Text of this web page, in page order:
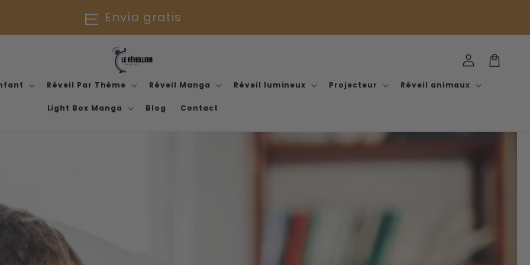
escaparate
Envío gratis
Réveil Par Thème Réveil Manga Réveil lumineux Projecteur Réveil animaux
Light Box Manga Blog Contact
Iniciar
sesión
Carrito